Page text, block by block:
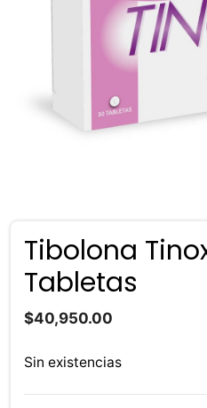
Tibolona
Tabletas
$40,950.00
Sin existencias